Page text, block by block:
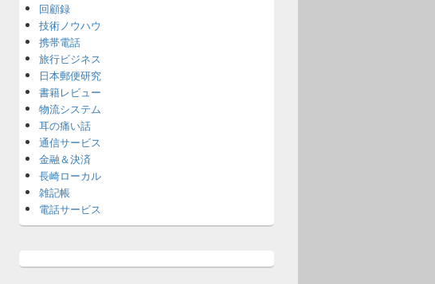
回顧録
技術ノウハウ
携帯電話
旅行ビジネス
日本郵便研究
書籍レビュー
物流システム
耳の痛い話
通信サービス
金融＆決済
長崎ローカル
雑記帳
電話サービス